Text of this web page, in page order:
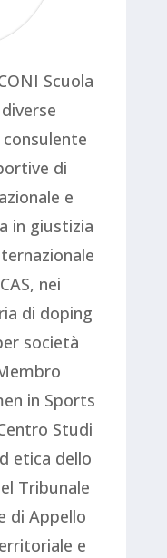
Scuola
di
e
in giustizia
nei
di doping
società
in Sports
Studi
etica dello
Tribunale
di Appello
e